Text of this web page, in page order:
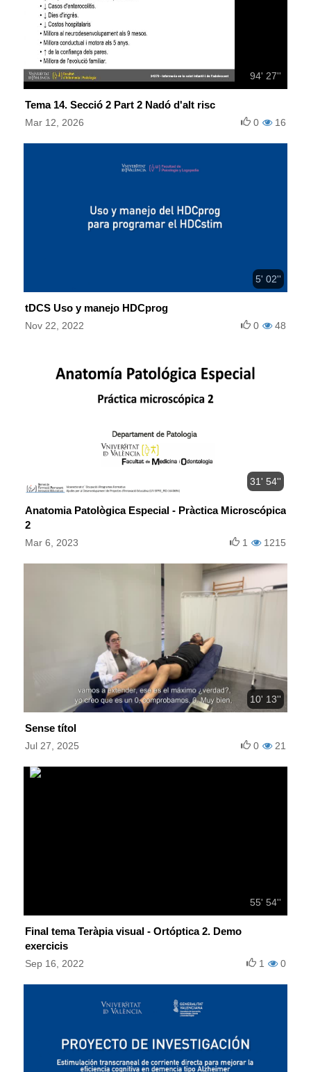
94' 27''
Tema 14. Secció 2 Part 2 Nadó d'alt risc
Mar 12, 2026 16
0
5' 02''
tDCS Uso y manejo HDCprog
Nov 22, 2022 48
0
31' 54''
Anatomia Patològica Especial - Pràctica Microscópica
2
Mar 6, 2023 1215
1
10' 13''
Sense títol
Jul 27, 2025 21
0
55' 54''
Final tema Teràpia visual - Ortóptica 2. Demo
exercicis
Sep 16, 2022 0
1